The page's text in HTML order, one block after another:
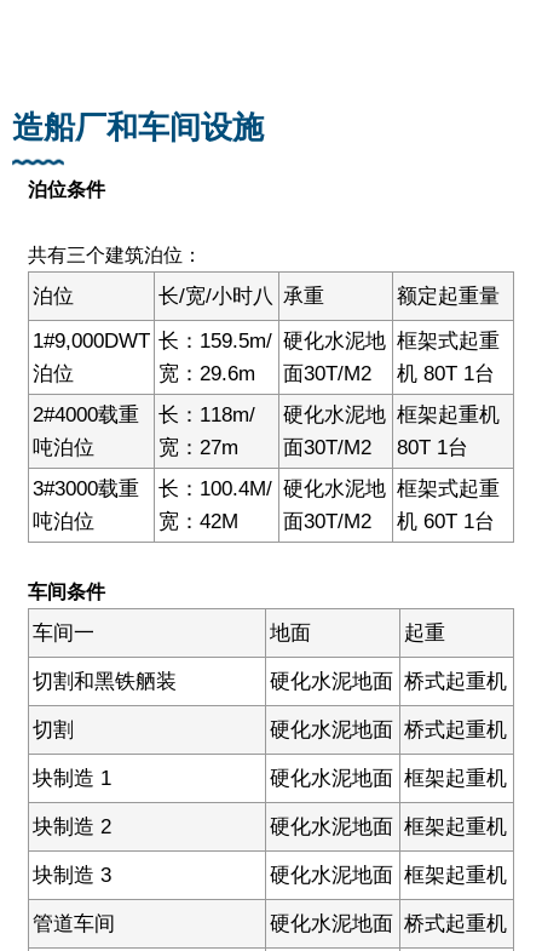
造船厂和车间设施
泊位条件
共有三个建筑泊位：
泊位 长/宽/小时八 承重
额定起重量
1#9,000DWT
泊位
长：159.5m/
宽：29.6m
硬化水泥地
面30T/M2
框架式起重
机 80T 1台
2#4000载重
吨泊位
长：118m/
宽：27m
硬化水泥地
面30T/M2
框架起重机
80T 1台
3#3000载重
吨泊位
长：100.4M/
宽：42M
硬化水泥地
面30T/M2
框架式起重
机 60T 1台
车间条件
车间一 地面 起重
切割和黑铁舾装 硬化水泥地面 桥式起重机
切割 硬化水泥地面 桥式起重机
块制造 1 硬化水泥地面 框架起重机
块制造 2 硬化水泥地面 框架起重机
块制造 3 硬化水泥地面 框架起重机
管道车间 硬化水泥地面 桥式起重机